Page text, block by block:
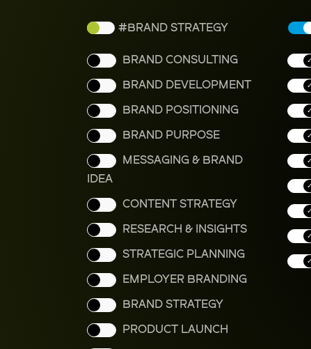
BRAND STRATEGY
BRAND CONSULTING
BRAND DEVELOPMENT
BRAND POSITIONING
BRAND PURPOSE
MESSAGING & BRAND
IDEA
CONTENT STRATEGY
RESEARCH & INSIGHTS
STRATEGIC PLANNING
EMPLOYER BRANDING
BRAND STRATEGY
PRODUCT LAUNCH